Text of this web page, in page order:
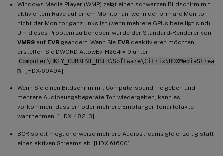
Windows Media Player (WMP) zeigt einen schwarzen Bildschirm mit
aktiviertem Rave auf einem Monitor an, wenn der primäre Monitor
nicht der Monitor ganz links ist (wenn mehrere GPUs beteiligt sind).
Um dieses Problem zu beheben, wurde der Standard-Renderer von
VMR9 auf EVR geändert. Wenn Sie EVR deaktivieren möchten,
erstellen Sie DWORD AllowEvrH264 = 0 unter
Computer\HKEY_CURRENT_USER\Software\Citrix\HDXMediaStrea
m
. [HDX-60494]
Wenn Sie einen Bildschirm mit Computersound freigeben und
mehrere Audioausgabegeräte Ton wiedergeben, kann es
vorkommen, dass ein oder mehrere Empfänger Tonartefakte
wahrnehmen. [HDX-48213]
BCR spielt möglicherweise mehrere Audiostreams gleichzeitig statt
eines aktiven Streams ab. [HDX-61600]